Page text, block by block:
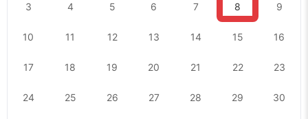
3 4 5 6 7 8 9
10 11 12 13 14 15 16
17 18 19 20 21 22 23
24 25 26 27 28 29 30